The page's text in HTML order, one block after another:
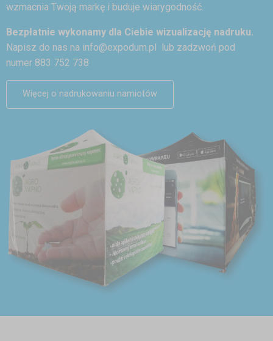
wzmacnia Twoją markę i buduje wiarygodność.
Bezpłatnie wykonamy dla Ciebie wizualizację nadruku.
Napisz do nas na info@expodum.pl lub zadzwoń pod
numer 883 752 738
Więcej o nadrukowaniu namiotów